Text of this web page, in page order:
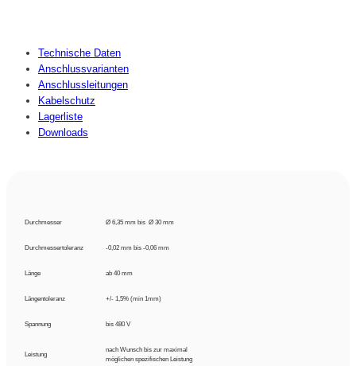
Technische Daten
Anschlussvarianten
Anschlussleitungen
Kabelschutz
Lagerliste
Downloads
Durchmesser Ø 6,35 mm bis Ø 30 mm
Durchmessertoleranz -0,02 mm bis -0,06 mm
Länge ab 40 mm
Längentoleranz +/- 1,5% (min 1mm)
Spannung bis 480 V
Leistung
nach Wunsch bis zur maximal
möglichen spezifischen Leistung